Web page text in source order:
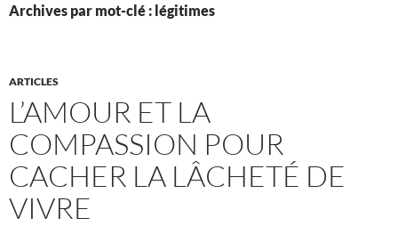
Archives par mot-clé : légitimes
ARTICLES
L’AMOUR ET LA
COMPASSION POUR
CACHER LA LÂCHETÉ DE
VIVRE